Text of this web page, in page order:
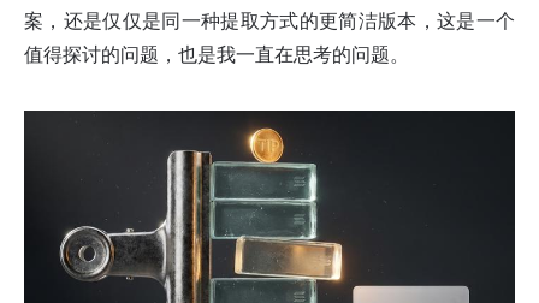
案，还是仅仅是同一种提取方式的更简洁版本，这是一个
值得探讨的问题，也是我一直在思考的问题。